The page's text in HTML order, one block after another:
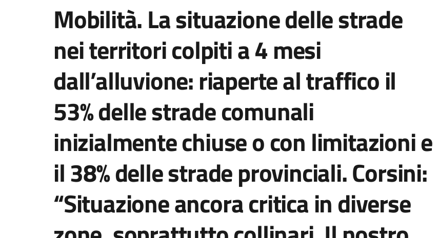
Mobilità. La situazione delle strade
nei territori colpiti a 4 mesi
dall’alluvione: riaperte al traffico il
53% delle strade comunali
inizialmente chiuse o con limitazioni e
il 38% delle strade provinciali. Corsini:
“Situazione ancora critica in diverse